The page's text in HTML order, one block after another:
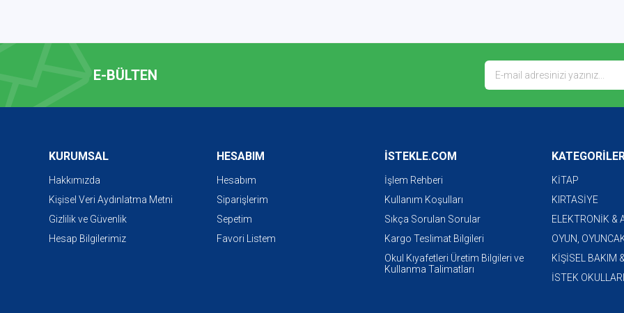
E-BÜLTEN
KURUMSAL
Hakkımızda
Kişisel Veri Aydınlatma Metni
Gizlilik ve Güvenlik
Hesap Bilgilerimiz
HESABIM
Hesabım
Siparişlerim
Sepetim
Favori Listem
İSTEKLE.COM
İşlem Rehberi
Kullanım Koşulları
Sıkça Sorulan Sorular
Kargo Teslimat Bilgileri
Okul Kıyafetleri Üretim Bilgileri ve
Kullanma Talimatları
KİTAP
KIRTASİYE
ELEKTRONİK &
OYUN,
KİŞİSEL BAKIM
İSTEK